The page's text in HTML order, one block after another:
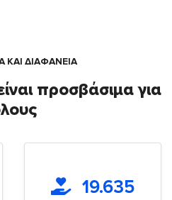
ΚΑΙ ΔΙΑΦΑΝΕΙΑ
προσβάσιμα για
19.635